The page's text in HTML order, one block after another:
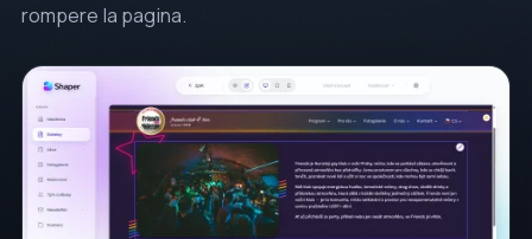
rompere la pagina.